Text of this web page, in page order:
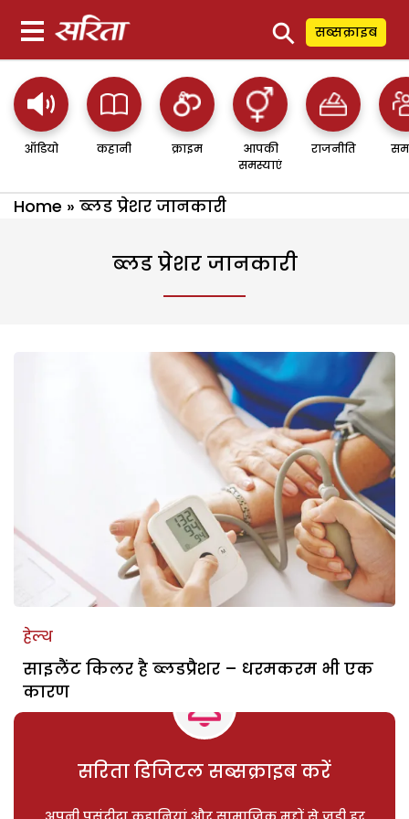
⚲ सब्सक्राइब
ऑडियो कहानी क्राइम
आपकी
समस्याएं
राजनीति
Home » ब्लड प्रेशर जानकारी
ब्लड प्रेशर जानकारी
हेल्थ
साइलैंट किलर है ब्लडप्रैशर – धरमकरम भी एक
कारण
सरिता डिजिटल सब्सक्राइब करें